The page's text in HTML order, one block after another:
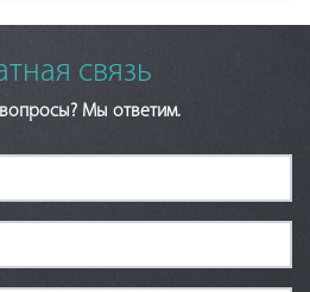
связь
вопросы? Мы ответим.